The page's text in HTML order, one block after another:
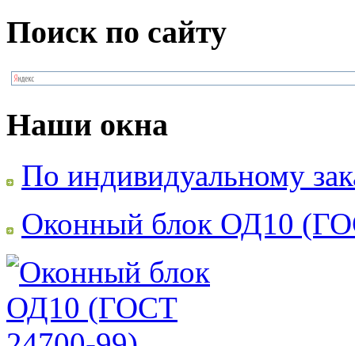
Поиск по сайту
Наши окна
По индивидуальному
Оконный блок ОД10